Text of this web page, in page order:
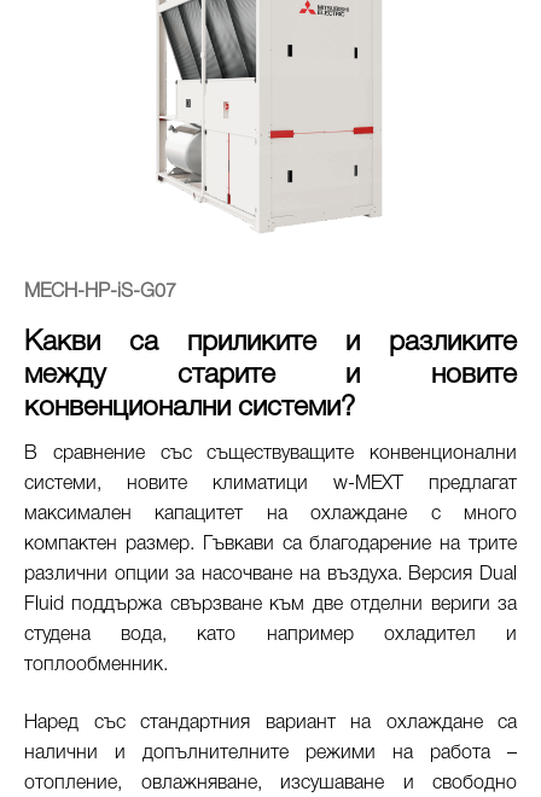
MECH-HP-iS-G07
Какви са приликите и разликите
между старите и новите
конвенционални системи?
В сравнение със съществуващите конвенционални
системи, новите климатици w-MEXT предлагат
максимален капацитет на охлаждане с много
компактен размер. Гъвкави са благодарение на трите
различни опции за насочване на въздуха. Версия Dual
Fluid поддържа свързване към две отделни вериги за
студена вода, като например охладител и
топлообменник.
Наред със стандартния вариант на охлаждане са
налични и допълнителните режими на работа –
отопление, овлажняване, изсушаване и свободно